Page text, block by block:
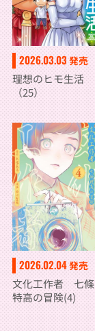
2026.03.03 発売
理想のヒモ生活
（25）
2026.02.04発売
文化工作者 七條
特高の冒険(4)